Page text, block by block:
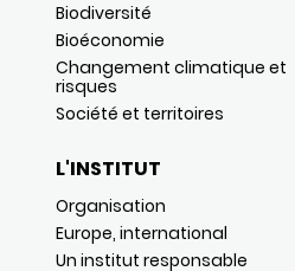
Biodiversité
Bioéconomie
Changement climatique et
risques
Société et territoires
L'INSTITUT
Organisation
Europe, international
Un institut responsable